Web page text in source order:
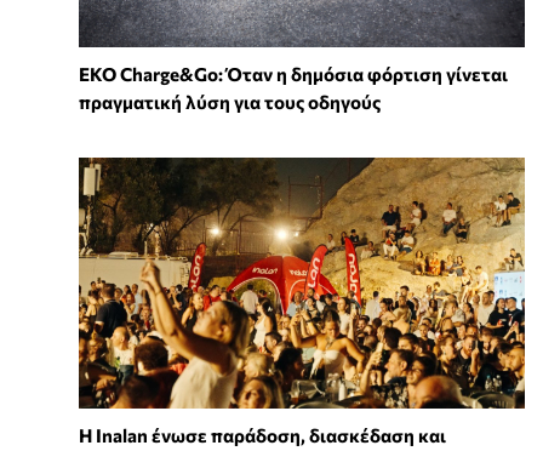
EKO Charge&Go: Όταν η δημόσια φόρτιση γίνεται
πραγματική λύση για τους οδηγούς
Η Inalan ένωσε παράδοση, διασκέδαση και